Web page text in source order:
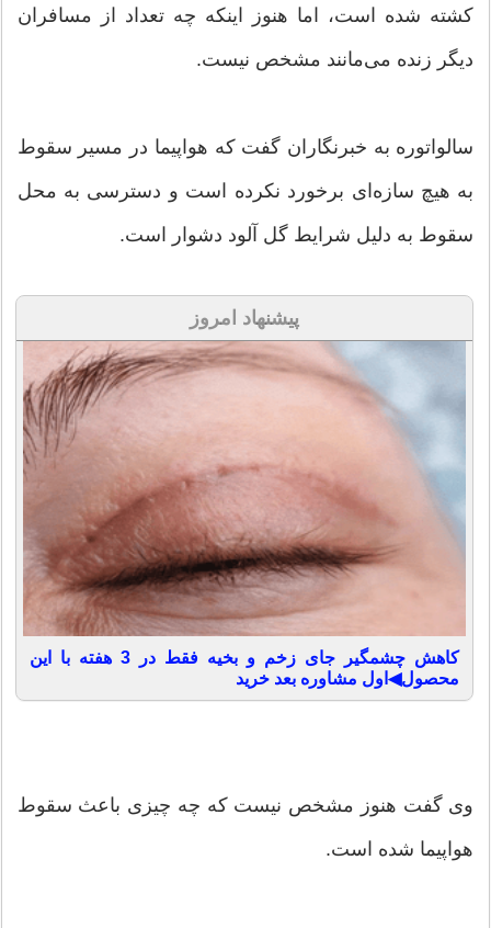
کشته شده است، اما هنوز اینکه چه تعداد از مسافران
دیگر زنده می‌مانند مشخص نیست.
سالواتوره به خبرنگاران گفت که هواپیما در مسیر سقوط
به هیچ سازه‌ای برخورد نکرده است و دسترسی به محل
سقوط به دلیل شرایط گل آلود دشوار است.
پیشنهاد امروز
کاهش چشمگیر جای زخم و بخیه فقط در 3 هفته با این
محصول◀اول مشاوره بعد خرید
وی گفت هنوز مشخص نیست که چه چیزی باعث سقوط
هواپیما شده است.